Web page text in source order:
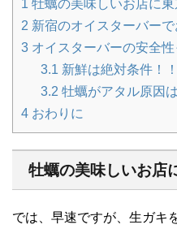
1 牡蠣の美味しいお店に東
2 新宿のオイスターバー
3 オイスターバーの安全
3.1 新鮮は絶対条件！！
3.2 牡蠣がアタル原因
4 おわりに
牡蠣の美味しいお店
では、早速ですが、生ガキ